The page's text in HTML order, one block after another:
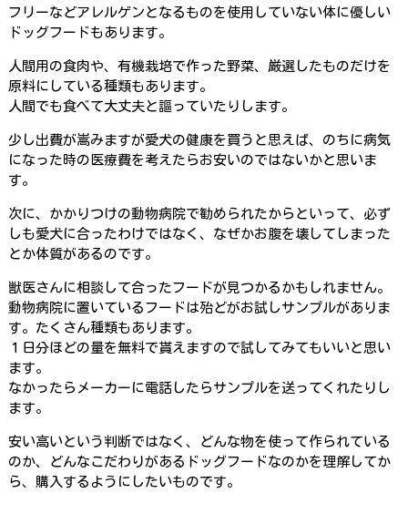
フリーなどアレルゲンとなるものを使用していない体に優しい
ドッグフードもあります。
人間用の食肉や、有機栽培で作った野菜、厳選したものだけを
原料にしている種類もあります。
人間でも食べて大丈夫と謳っていたりします。
少し出費が嵩みますが愛犬の健康を買うと思えば、のちに病気
になった時の医療費を考えたらお安いのではないかと思いま
す。
次に、かかりつけの動物病院で勧められたからといって、必ず
しも愛犬に合ったわけではなく、なぜかお腹を壊してしまった
とか体質があるのです。
獣医さんに相談して合ったフードが見つかるかもしれません。
動物病院に置いているフードは殆どがお試しサンプルがありま
す。たくさん種類もあります。
１日分ほどの量を無料で貰えますので試してみてもいいと思い
ます。
なかったらメーカーに電話したらサンプルを送ってくれたりし
ます。
安い高いという判断ではなく、どんな物を使って作られている
のか、どんなこだわりがあるドッグフードなのかを理解してか
ら、購入するようにしたいものです。